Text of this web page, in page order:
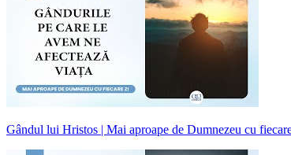
Gândul lui Hristos | Mai aproape de Dumnezeu cu